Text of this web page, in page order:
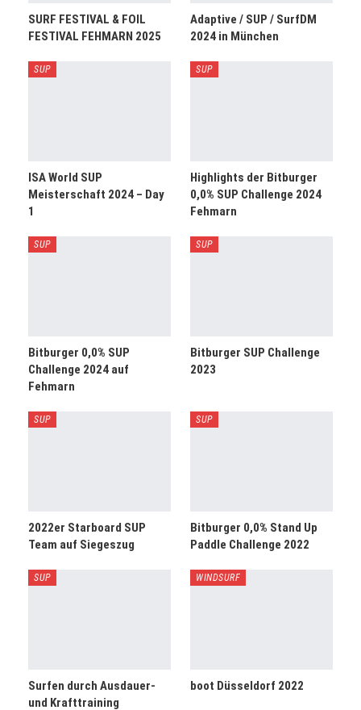
SURF FESTIVAL & FOIL
FESTIVAL FEHMARN 2025
Adaptive / SUP / SurfDM
2024 in München
SUP
ISA World SUP
Meisterschaft 2024 – Day
1
SUP
Highlights der Bitburger
0,0% SUP Challenge 2024
Fehmarn
SUP
Bitburger 0,0% SUP
Challenge 2024 auf
Fehmarn
SUP
Bitburger SUP Challenge
2023
SUP
2022er Starboard SUP
Team auf Siegeszug
SUP
Bitburger 0,0% Stand Up
Paddle Challenge 2022
SUP
Surfen durch Ausdauer-
und Krafttraining
WINDSURF
boot Düsseldorf 2022